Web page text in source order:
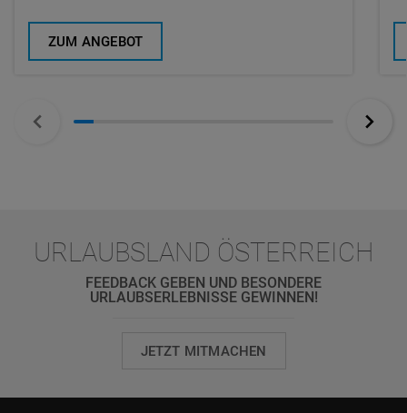
ZUM ANGEBOT
URLAUBSLAND ÖSTERREICH
FEEDBACK GEBEN UND BESONDERE
URLAUBSERLEBNISSE GEWINNEN!
JETZT MITMACHEN